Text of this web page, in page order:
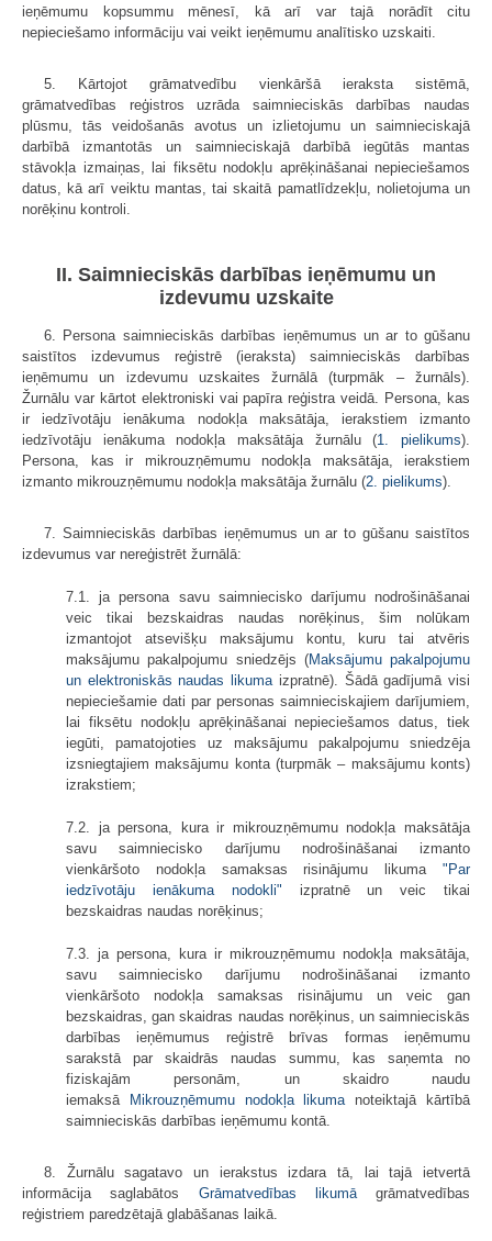
ieņēmumu kopsummu mēnesī, kā arī var tajā norādīt citu
nepieciešamo informāciju vai veikt ieņēmumu analītisko uzskaiti.
5. Kārtojot grāmatvedību vienkāršā ieraksta sistēmā,
grāmatvedības reģistros uzrāda saimnieciskās darbības naudas
plūsmu, tās veidošanās avotus un izlietojumu un saimnieciskajā
darbībā izmantotās un saimnieciskajā darbībā iegūtās mantas
stāvokļa izmaiņas, lai fiksētu nodokļu aprēķināšanai nepieciešamos
datus, kā arī veiktu mantas, tai skaitā pamatlīdzekļu, nolietojuma un
norēķinu kontroli.
II. Saimnieciskās darbības ieņēmumu un
izdevumu uzskaite
6. Persona saimnieciskās darbības ieņēmumus un ar to gūšanu
saistītos izdevumus reģistrē (ieraksta) saimnieciskās darbības
ieņēmumu un izdevumu uzskaites žurnālā (turpmāk – žurnāls).
Žurnālu var kārtot elektroniski vai papīra reģistra veidā. Persona, kas
ir iedzīvotāju ienākuma nodokļa maksātāja, ierakstiem izmanto
iedzīvotāju ienākuma nodokļa maksātāja žurnālu (1. pielikums).
Persona, kas ir mikrouzņēmumu nodokļa maksātāja, ierakstiem
izmanto mikrouzņēmumu nodokļa maksātāja žurnālu (2. pielikums).
7. Saimnieciskās darbības ieņēmumus un ar to gūšanu saistītos
izdevumus var nereģistrēt žurnālā:
7.1. ja persona savu saimniecisko darījumu nodrošināšanai
veic tikai bezskaidras naudas norēķinus, šim nolūkam
izmantojot atsevišķu maksājumu kontu, kuru tai atvēris
maksājumu pakalpojumu sniedzējs (Maksājumu pakalpojumu
un elektroniskās naudas likumaizpratnē). Šādā gadījumā visi
nepieciešamie dati par personas saimnieciskajiem darījumiem,
lai fiksētu nodokļu aprēķināšanai nepieciešamos datus, tiek
iegūti, pamatojoties uz maksājumu pakalpojumu sniedzēja
izsniegtajiem maksājumu konta (turpmāk – maksājumu konts)
izrakstiem;
7.2. ja persona, kura ir mikrouzņēmumu nodokļa maksātāja
savu saimniecisko darījumu nodrošināšanai izmanto
vienkāršoto nodokļa samaksas risinājumu likuma "Par
iedzīvotāju ienākuma nodokli" izpratnē un veic tikai
bezskaidras naudas norēķinus;
7.3. ja persona, kura ir mikrouzņēmumu nodokļa maksātāja,
savu saimniecisko darījumu nodrošināšanai izmanto
vienkāršoto nodokļa samaksas risinājumu un veic gan
bezskaidras, gan skaidras naudas norēķinus, un saimnieciskās
darbības ieņēmumus reģistrē brīvas formas ieņēmumu
sarakstā par skaidrās naudas summu, kas saņemta no
fiziskajām personām, un skaidro naudu
iemaksā
Mikrouzņēmumu nodokļa likumanoteiktajā kārtībā
saimnieciskās darbības ieņēmumu kontā.
8. Žurnālu sagatavo un ierakstus izdara tā, lai tajā ietvertā
informācija saglabātos Grāmatvedības likumāgrāmatvedības
reģistriem paredzētajā glabāšanas laikā.